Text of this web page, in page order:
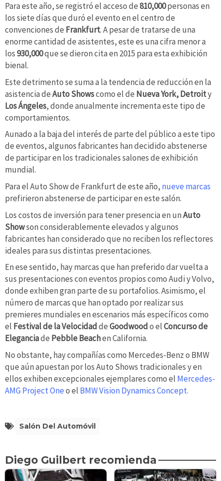
Para este año, se registró el acceso de810,000personas en
los siete días que duró el evento en el centro de
convenciones de Frankfurt. A pesar de tratarse de una
enorme cantidad de asistentes, este es una cifra menor a
los930,000que se dieron cita en 2015 para esta exhibición
bienal.
Este detrimento se suma a la tendencia de reducción en la
asistencia deAuto Showscomo el de Nueva York, Detroity
Los Ángeles, donde anualmente incrementa este tipo de
comportamientos.
Aunado a la baja del interés de parte del público a este tipo
de eventos, algunos fabricantes han decidido abstenerse
de participar en los tradicionales salones de exhibición
mundial.
Para el Auto Show de Frankfurt de este año, nueve marcas
prefirieron abstenerse de participar en este salón.
Los costos de inversión para tener presencia en unAuto
Showson considerablemente elevados y algunos
fabricantes han considerado que no reciben los reflectores
ideales para sus distintas presentaciones.
En ese sentido, hay marcas que han preferido dar vuelta a
sus presentaciones con eventos propios como Audi y Volvo,
donde exhiben gran parte de su portafolios. Asimismo, el
número de marcas que han optado por realizar sus
premieres mundiales en escenarios más específicos como
el Festival de la VelocidaddeGoodwoodo elConcurso de
Eleganciade Pebble Beachen California.
No obstante, hay compañías como Mercedes-Benz o BMW
que aún apuestan por los Auto Shows tradicionales y en
ellos exhiben excepcionales ejemplares como el Mercedes-
AMG Project Oneo el BMW Vision Dynamics Concept.
Salón Del Automóvil
Diego Guilbert recomienda